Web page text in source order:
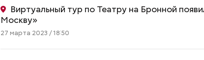
Виртуальный тур по Театру на Бронной
Москву»
27 марта 2023 / 18:50